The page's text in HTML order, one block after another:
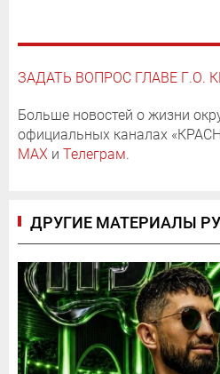
ЗАДАТЬ ВОПРОС ГЛАВЕ Г.О.
Больше новостей о жизни
официальных каналах
MAX и Телеграм.
ДРУГИЕ МАТЕРИАЛЫ